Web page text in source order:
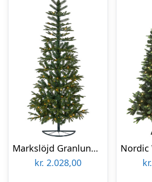
Markslöjd Granlund halvt kunstigt juletræ med lys, 210 cm
kr. 2.028,00
kr.